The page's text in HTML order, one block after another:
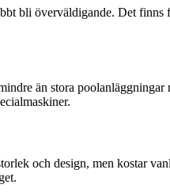
bli överväldigande. Det
än stora
och design, men kostar